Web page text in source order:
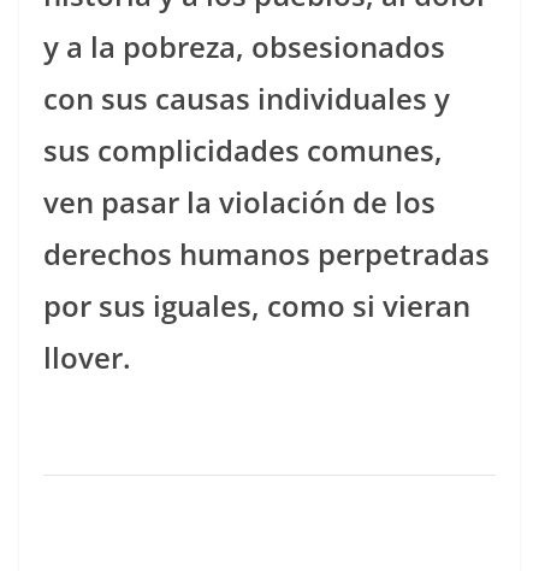
y a la pobreza, obsesionados
con sus causas individuales y
sus complicidades comunes,
ven pasar la violación de los
derechos humanos perpetradas
por sus iguales, como si vieran
llover.